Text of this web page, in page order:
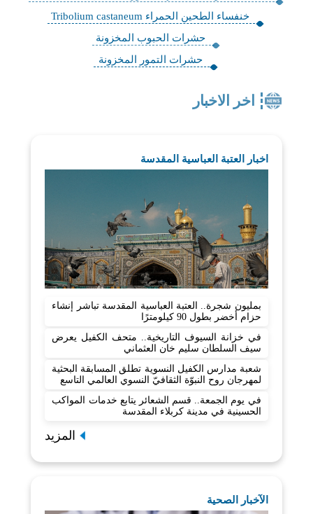
خنفساء الطحين الحمراء Tribolium castaneum
حشرات الحبوب المخزونة
حشرات التمور المخزونة
اخر الاخبار
اخبار العتبة العباسية المقدسة
بمليون شجرة.. العتبة العباسية المقدسة تباشر إنشاء
حزام أخضر بطول 90 كيلومترًا
في خزانة السيوف التاريخية.. متحف الكفيل يعرض
سيف السلطان سليم خان العثماني
شعبة مدارس الكفيل النسوية تطلق المسابقة البحثية
لمهرجان روح النبوّة الثقافيّ النسوي العالمي التاسع
في يوم الجمعة.. قسم الشعائر يتابع خدمات المواكب
الحسينية في مدينة كربلاء المقدسة
المزيد
الآخبار الصحية